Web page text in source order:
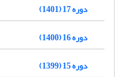
دوره 17 (1401)
دوره 16 (1400)
دوره 15 (1399)